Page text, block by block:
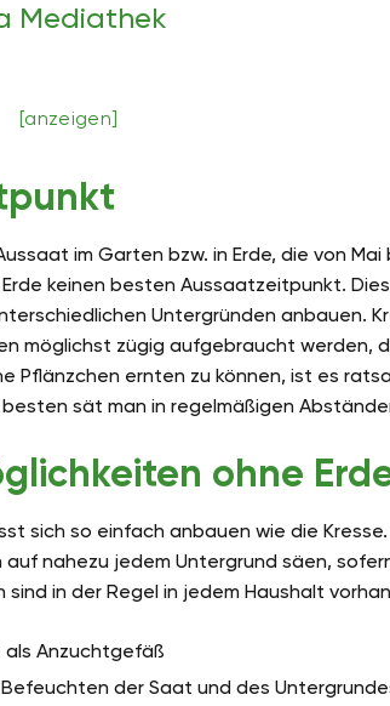
Mediathek
[anzeigen]
im Garten bzw. in Erde, die von
keinen besten Aussaatzeitpunkt.
Untergründen anbauen.
möglichst zügig aufgebraucht werden,
Pflänzchen ernten zu können, ist es
besten sät man in regelmäßigen
ohne
sich so einfach anbauen wie die
nahezu jedem Untergrund säen,
in der Regel in jedem Haushalt
als Anzuchtgefäß
der Saat und des